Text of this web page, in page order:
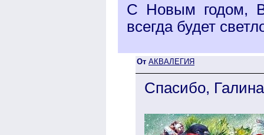
С Новым годом,
всегда будет
От АКВАЛЕГИЯ
Спасибо,